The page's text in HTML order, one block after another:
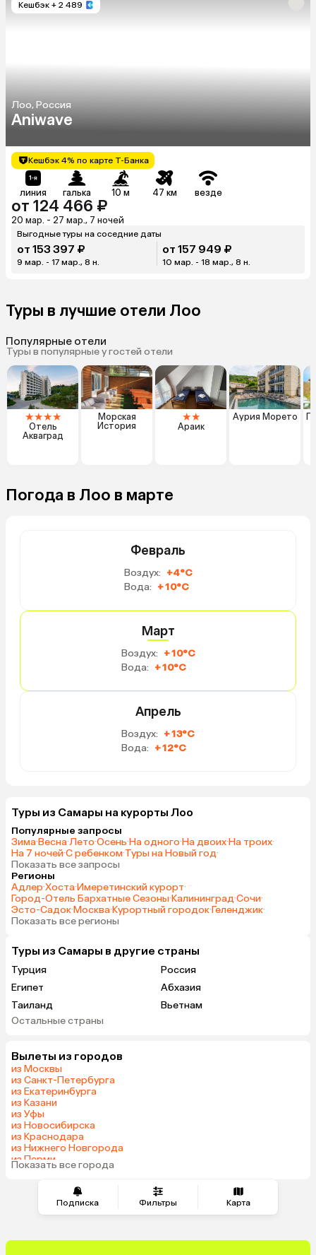
Подписка Фильтры Карта
Кешбэк + 2 489
Лоо, Россия
Aniwave
Кешбэк 4% по карте Т-Банка
линия галька 10 м 47 км везде
от 124 466 ₽
20 мар. - 27 мар., 7 ночей
Выгодные туры на соседние даты
от 153 397 ₽
9 мар. - 17 мар., 8 н.
от 157 949 ₽
10 мар. - 18 мар., 8 н.
Туры в лучшие отели Лоо
Популярные отели
Туры в популярные у гостей отели
★★★★
Отель
Акваград
Морская
История
★★
Араик
Аурия Морето
Погода в Лоо в марте
Февраль
Воздух: +4°C
Вода: +10°C
Март
Воздух: +10°C
Вода: +10°C
Апрель
Воздух: +13°C
Вода: +12°C
Туры из Самары на курорты Лоо
Популярные запросы
Зима·Весна·Лето·Осень·На одного·На двоих·На троих·
На 7 ночей·С ребенком·Туры на Новый год·
Показать все запросы
Регионы
Адлер·Хоста·Имеретинский курорт·
Город-Отель Бархатные Сезоны·Калининград·Сочи·
Эсто-Садок·Москва·Курортный городок·Геленджик·
Показать все регионы
Туры из Самары в другие страны
Турция
Россия
Египет
Абхазия
Таиланд
Вьетнам
ОАЭ
Армения
Казахстан
Узбекистан
Катар
Гонконг
Таджикистан
Остальные страны
Вылеты из городов
из Москвы
из Санкт-Петербурга
из Екатеринбурга
из Казани
из Уфы
из Новосибирска
из Краснодара
из Нижнего Новгорода
из Перми
из Челябинска
Показать все города